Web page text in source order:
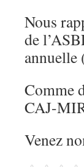
Nous
de
annuelle
Comme
CAJ-
Venez